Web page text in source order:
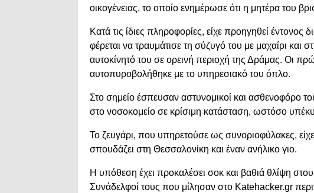
οικογένειας, το οποίο ενημέρωσε ότι η μητέρα του
Κατά τις ίδιες πληροφορίες, είχε προηγηθεί
φέρεται να τραυμάτισε τη σύζυγό του με μαχαίρι και
αυτοκίνητό του σε ορεινή περιοχή της Δράμας. Οι
αυτοπυροβολήθηκε με το υπηρεσιακό του όπλο.
Στο σημείο έσπευσαν αστυνομικοί και ασθενοφόρο
στο νοσοκομείο σε κρίσιμη κατάσταση, ωστόσο
Το ζευγάρι, που υπηρετούσε ως συνοριοφύλακες,
σπουδάζει στη Θεσσαλονίκη και έναν ανήλικο γιο.
Η υπόθεση έχει προκαλέσει σοκ και βαθιά θλίψη
Συνάδελφοί τους που μίλησαν στο Katehacker.gr